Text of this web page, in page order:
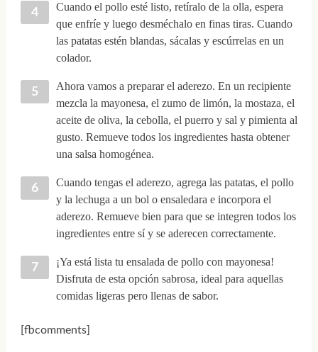
Cuando el pollo esté listo, retíralo de la olla, espera
que enfríe y luego desméchalo en finas tiras. Cuando
las patatas estén blandas, sácalas y escúrrelas en un
colador.
Ahora vamos a preparar el aderezo. En un recipiente
mezcla la mayonesa, el zumo de limón, la mostaza, el
aceite de oliva, la cebolla, el puerro y sal y pimienta al
gusto. Remueve todos los ingredientes hasta obtener
una salsa homogénea.
Cuando tengas el aderezo, agrega las patatas, el pollo
y la lechuga a un bol o ensaledara e incorpora el
aderezo. Remueve bien para que se integren todos los
ingredientes entre sí y se aderecen correctamente.
¡Ya está lista tu ensalada de pollo con mayonesa!
Disfruta de esta opción sabrosa, ideal para aquellas
comidas ligeras pero llenas de sabor.
[fbcomments]